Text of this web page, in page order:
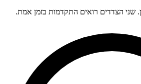
שני הצדדים רואים התקדמות בזמן אמת.